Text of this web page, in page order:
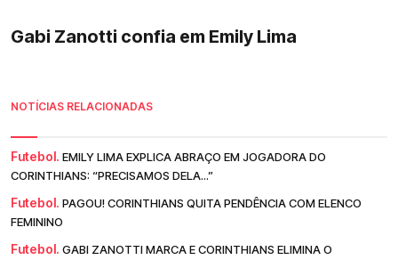
Gabi Zanotti confia em Emily Lima
NOTÍCIAS RELACIONADAS
Futebol. EMILY LIMA EXPLICA ABRAÇO EM JOGADORA DO
CORINTHIANS: “PRECISAMOS DELA...”
Futebol. PAGOU! CORINTHIANS QUITA PENDÊNCIA COM ELENCO
FEMININO
Futebol. GABI ZANOTTI MARCA E CORINTHIANS ELIMINA O